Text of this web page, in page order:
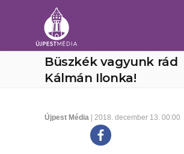
Büszkék vagyunk rád
Kálmán Ilonka!
Újpest Média | 2018. december 13. 00:00